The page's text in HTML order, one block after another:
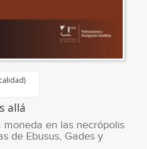
allá
en las necrópolis
de Ebusus, Gades y